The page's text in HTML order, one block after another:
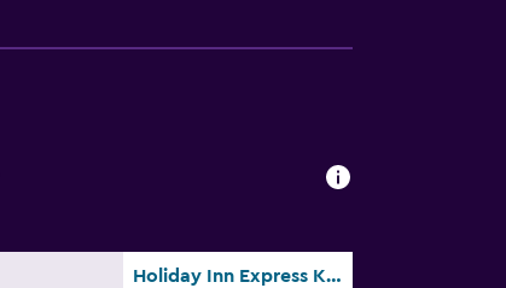
Holiday Inn Express Kuala Lumpur City Centre By IHG